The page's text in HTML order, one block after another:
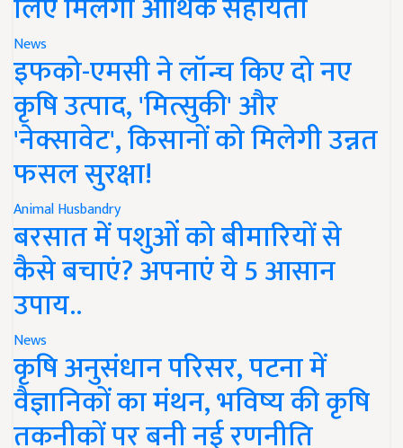
News
इफको-एमसी ने लॉन्च किए दो नए
कृषि उत्पाद, 'मित्सुकी' और
'नेक्सावेट', किसानों को मिलेगी उन्नत
फसल सुरक्षा!
Animal Husbandry
बरसात में पशुओं को बीमारियों से
कैसे बचाएं? अपनाएं ये 5 आसान
उपाय..
News
कृषि अनुसंधान परिसर, पटना में
वैज्ञानिकों का मंथन, भविष्य की कृषि
तकनीकों पर बनी नई रणनीति